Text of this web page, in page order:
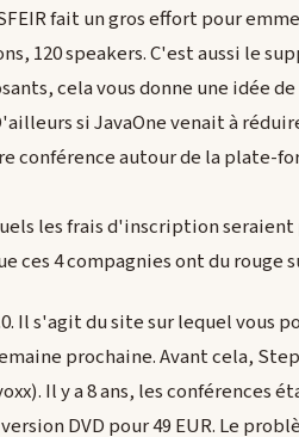
fait un gros effort pour
120 speakers. C'est aussi le
cela vous donne une idée
si JavaOne venait à
conférence autour de la plate-
les frais d'inscription seraient
ces 4 compagnies ont du rouge
Il s'agit du site sur lequel vous
prochaine. Avant cela,
Il y a 8 ans, les conférences
DVD pour 49 EUR. Le